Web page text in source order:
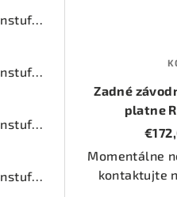
Predné brzdové platne Greenstuff 2000 (DP21074)
Predné brzdové platne Greenstuff 2000 (DP21344)
Predné brzdové platne Greenstuff 2000 (DP22168)
Predné brzdové platne Greenstuff 2000 (DP21206)
Zadné
platne
Momentálne
kontaktujte